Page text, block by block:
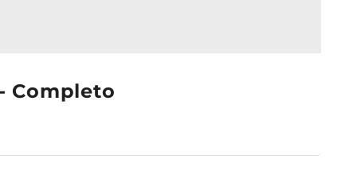
Completo